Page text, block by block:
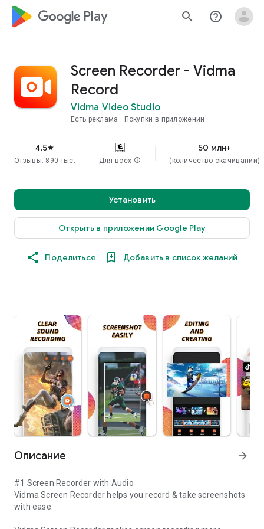
google_logo Play search help_outline
Screen Recorder - Vidma
Record
Vidma Video Studio
Есть реклама Покупки в приложении
4,5star
Отзывы: 890 тыс. Для всех info
50 млн+
(количество скачиваний)
Установить
Открыть в приложении Google Play
Поделиться Добавить в список желаний
Описание arrow_forward
#1 Screen Recorder with Audio
Vidma Screen Recorder helps you record & take screenshots
with ease.